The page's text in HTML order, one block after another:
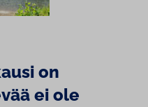
on
ei ole